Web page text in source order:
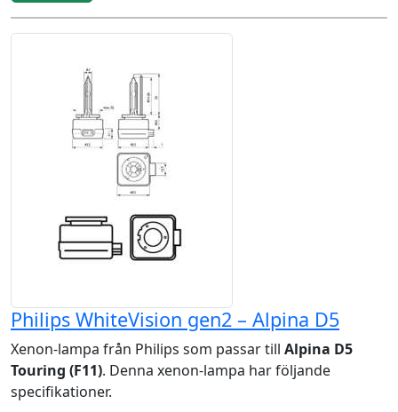
Philips WhiteVision gen2 – Alpina D5
Xenon-lampa från Philips som passar till Alpina D5
Touring (F11). Denna xenon-lampa har följande
specifikationer.